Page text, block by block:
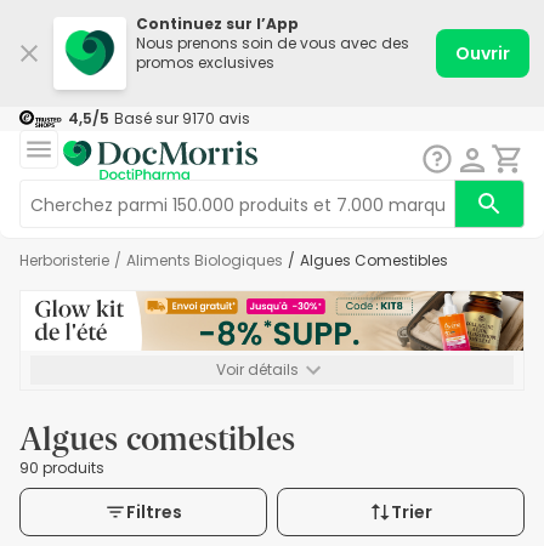
Continuez sur l’App
Nous prenons soin de vous avec des
promos exclusives
Ouvrir
4,5/5 Basé sur 9170 avis
Herboristerie / Aliments Biologiques / Algues Comestibles
Voir détails
Algues comestibles
90 produits
Filtres Trier